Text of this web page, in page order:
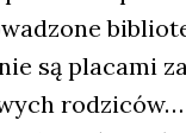
są pla­ca­mi